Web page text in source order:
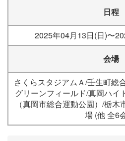
日程
2025年04月13日(日)〜
会場
さくらスタジアムＡ/壬生町総
グリーンフィールド/真岡ハイ
（真岡市総合運動公園）/栃
場 (他 全6